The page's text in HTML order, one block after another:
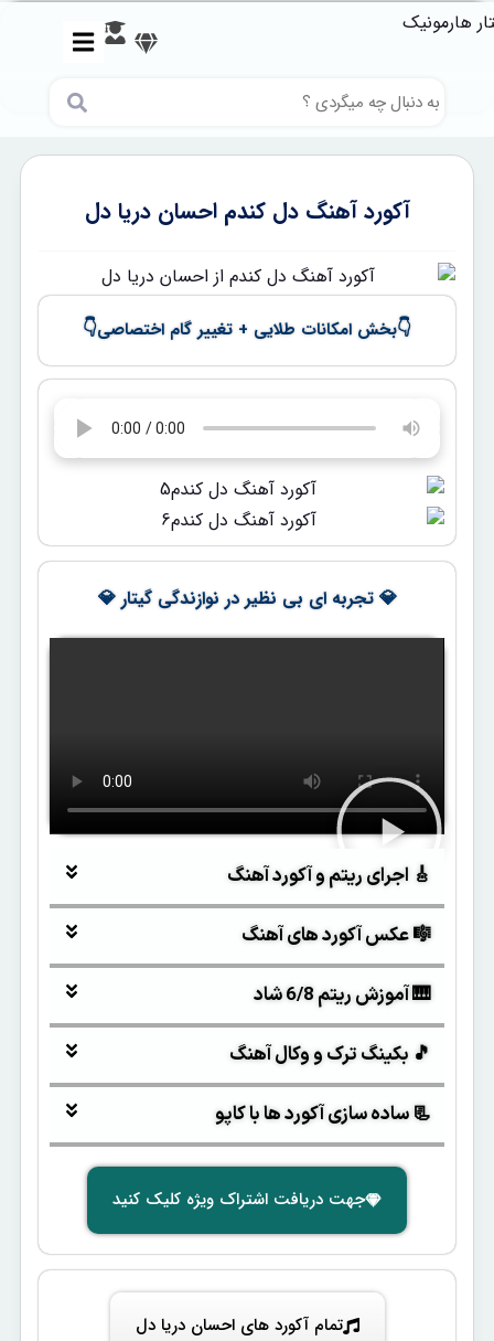
آکورد آهنگ دل کندم احسان دریا دل
👇بخش امکانات طلایی + تغییر گام اختصاصی👇
💎 تجربه ای بی نظیر در نوازندگی گیتار 💎
🎸 اجرای ریتم و آکورد آهنگ
🎼 عکس آکورد های آهنگ
🎹 آموزش ریتم 6/8 شاد
🎵 بکینگ ترک و وکال آهنگ
📃 ساده سازی آکورد ها با کاپو
جهت دریافت اشتراک ویژه کلیک کنید
تمام آکورد های احسان دریا دل